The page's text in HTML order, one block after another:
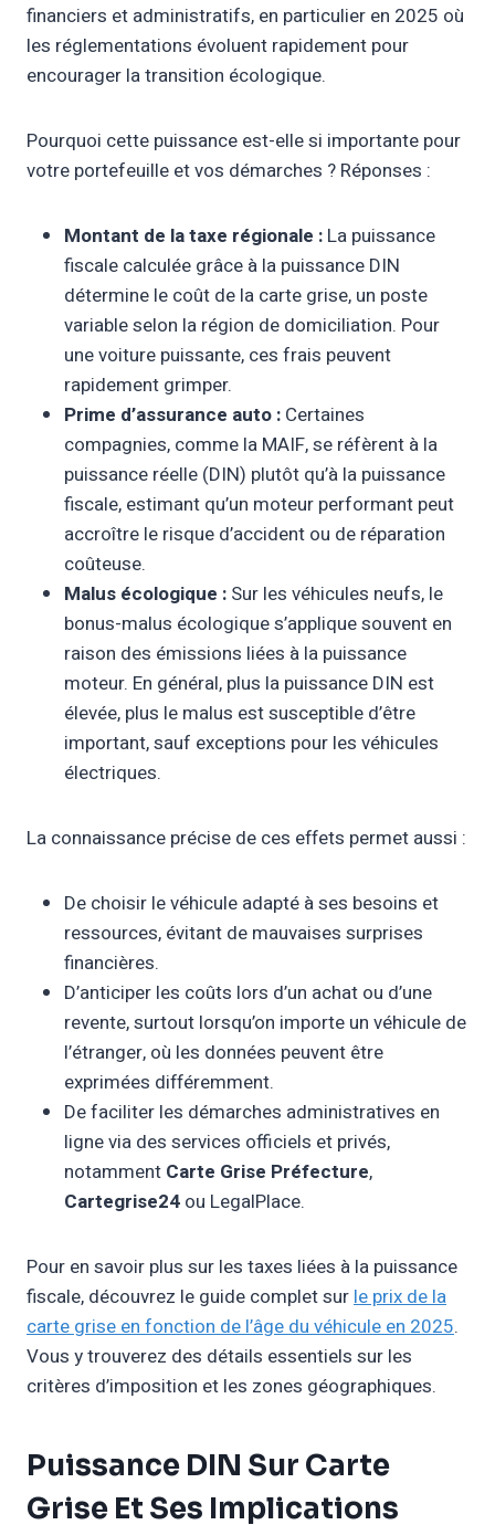
financiers et administratifs, en particulier en 2025 où
les réglementations évoluent rapidement pour
encourager la transition écologique.
Pourquoi cette puissance est-elle si importante pour
votre portefeuille et vos démarches ? Réponses :
Montant de la taxe régionale : La puissance
fiscale calculée grâce à la puissance DIN
détermine le coût de la carte grise, un poste
variable selon la région de domiciliation. Pour
une voiture puissante, ces frais peuvent
rapidement grimper.
Prime d’assurance auto : Certaines
compagnies, comme la MAIF, se réfèrent à la
puissance réelle (DIN) plutôt qu’à la puissance
fiscale, estimant qu’un moteur performant peut
accroître le risque d’accident ou de réparation
coûteuse.
Malus écologique : Sur les véhicules neufs, le
bonus-malus écologique s’applique souvent en
raison des émissions liées à la puissance
moteur. En général, plus la puissance DIN est
élevée, plus le malus est susceptible d’être
important, sauf exceptions pour les véhicules
électriques.
La connaissance précise de ces effets permet aussi :
De choisir le véhicule adapté à ses besoins et
ressources, évitant de mauvaises surprises
financières.
D’anticiper les coûts lors d’un achat ou d’une
revente, surtout lorsqu’on importe un véhicule de
l’étranger, où les données peuvent être
exprimées différemment.
De faciliter les démarches administratives en
ligne via des services officiels et privés,
notamment Carte Grise Préfecture,
Cartegrise24 ou LegalPlace.
Pour en savoir plus sur les taxes liées à la puissance
fiscale, découvrez le guide complet sur le prix de la
carte grise en fonction de l’âge du véhicule en 2025.
Vous y trouverez des détails essentiels sur les
critères d’imposition et les zones géographiques.
Puissance DIN Sur Carte
Grise Et Ses Implications